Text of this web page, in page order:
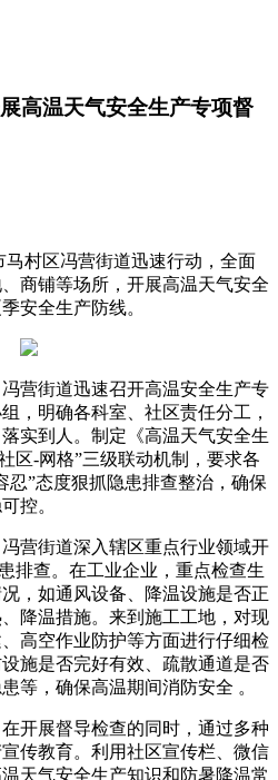
高温天气安全生产专项督
马村区冯营街道迅速行动，全面
商铺等场所，开展高温天气安全
安全生产防线。
营街道迅速召开高温安全生产专
，明确各科室、社区责任分工，
实到人。制定《高温天气安全生
区-网格”三级联动机制，要求各
忍”态度狠抓隐患排查整治，确保
控。
营街道深入辖区重点行业领域开
排查。在工业企业，重点检查生
，如通风设备、降温设施是否正
降温措施。来到施工工地，对现
高空作业防护等方面进行仔细检
施是否完好有效、疏散通道是否
等，确保高温期间消防安全 。
开展督导检查的同时，通过多种
传教育。利用社区宣传栏、微信
天气安全生产知识和防暑降温常